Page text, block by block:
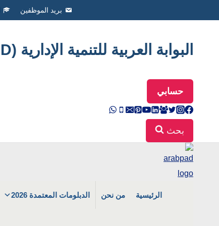
to
بريد الموظفين
البوابة العربية للتنمية الإدارية (ArabPAD
حسابي
بحث
الرئيسية من نحن الدبلومات المعتمدة 2026